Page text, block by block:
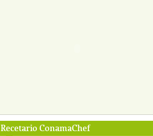
Recetario ConamaChef